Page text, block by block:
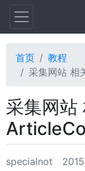
首页
教程
采集网站
采集网
specialnot